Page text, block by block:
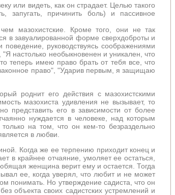
или видеть, как он страдает. Целью такого
запугать, причинить боль) и пассивное
мазохистские. Кроме того, они не так
в завуалированной форме сверхдоброты и
руководствуясь соображениями
настолько необыкновенен и уникален, что
теперь имею право брать от тебя все, что
право", "Ударив первым, я защищаю
роднит его действия с мазохистскими
мазохиста удивления не вызывает, то
представить его в зависимости от более
нуждается в человеке, над которым
на том, что он кем-то безраздельно
в любви.
Когда же ее терпению приходит конец и
в крайнее отчаяние, умоляет ее остаться,
женщина верит ему и остается. Тогда
ее, когда уверял, что любит и не может
понимать. Но утверждение садиста, что он
объекта своих садистских устремлений и